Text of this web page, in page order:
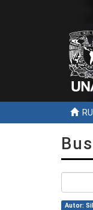
Autor: